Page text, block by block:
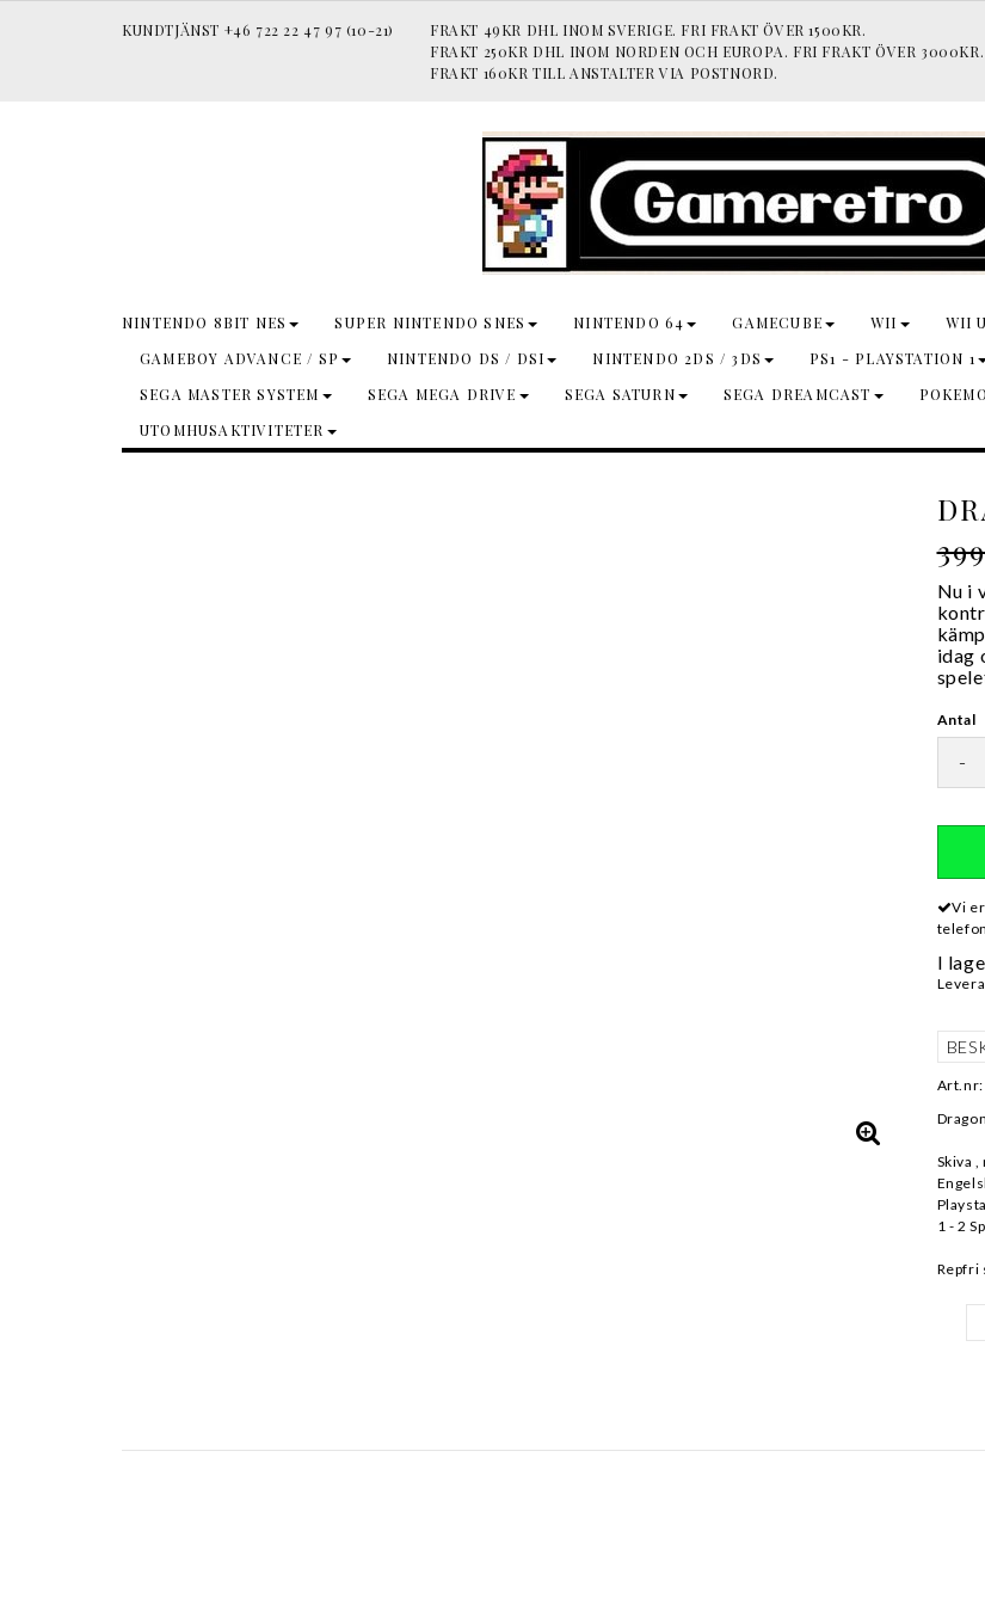
KUNDTJÄNST +46 722 22 47 97 (10-21)
FRAKT 49KR DHL INOM SVERIGE. FRI FRAKT ÖVER 1500KR.
FRAKT 250KR DHL INOM NORDEN OCH EUROPA. FRI FRAKT ÖVER 3000KR.
FRAKT 160KR TILL ANSTALTER VIA POSTNORD.
NINTENDO 8BIT NES SUPER NINTENDO SNES NINTENDO 64 GAMECUBE WII WII U
GAMEBOY ADVANCE / SP
NINTENDO DS / DSI NINTENDO 2DS / 3DS PS1 - PLAYSTATION 1
SEGA MASTER SYSTEM
SEGA MEGA DRIVE SEGA SATURN SEGA DREAMCAST
UTOMHUSAKTIVITETER
Nu i
idag
Antal
-
Vi
I
Art.nr:
Skiva
1 - 2
Repfri